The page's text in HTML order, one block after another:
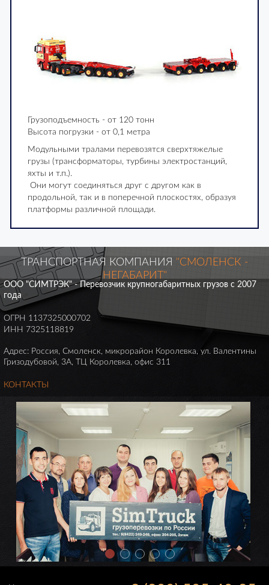
Грузоподъемность - от 120 тонн
Высота погрузки - от 0,1 метра
Модульными тралами перевозятся сверхтяжелые
грузы (трансформаторы, турбины электростанций,
яхты и т.п.).
Они могут соединяться друг с другом как в
продольной, так и в поперечной плоскостях, образуя
платформы различной площади.
ТРАНСПОРТНАЯ КОМПАНИЯ "СМОЛЕНСК -
НЕГАБАРИТ"
ООО "СИМТРЭК" - Перевозчик крупногабаритных грузов с 2007
года
ОГРН 1137325000702
ИНН 7325118819
Адрес: Россия, Смоленск, микрорайон Королевка, ул. Валентины
Гризодубовой, 3А, ТЦ Королевка, офис 311
КОНТАКТЫ